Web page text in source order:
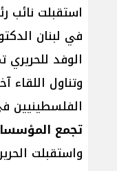
استقبلت نائب
في لبنان
الوفد
وتناول
الفلسطينيين
تجمع
واستقبلت